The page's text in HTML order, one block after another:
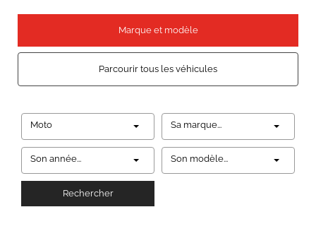
Marque et modèle
Parcourir tous les véhicules
Moto Sa marque...
Son année... Son modèle...
Rechercher